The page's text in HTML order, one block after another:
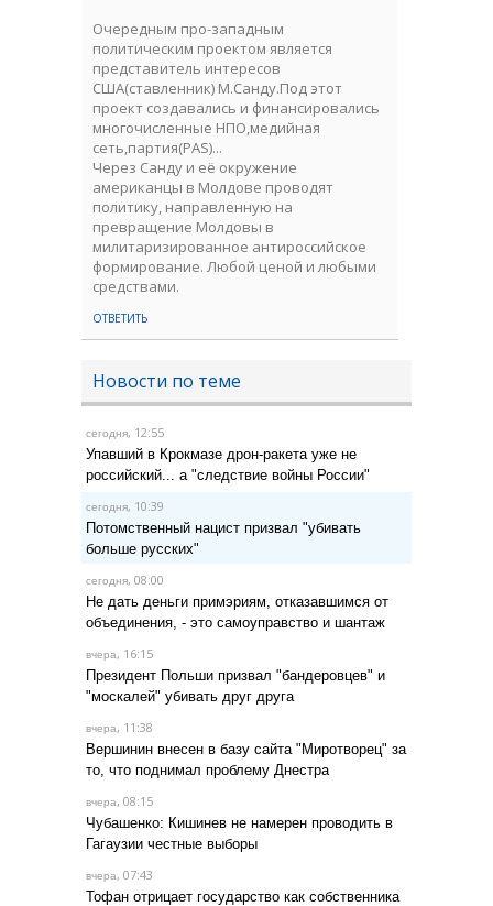
Очередным про-западным
политическим проектом является
представитель интересов
США(ставленник) М.Санду.Под этот
проект создавались и финансировались
многочисленные НПО,медийная
сеть,партия(PAS)...
Через Санду и её окружение
американцы в Молдове проводят
политику, направленную на
превращение Молдовы в
милитаризированное антироссийское
формирование. Любой ценой и любыми
средствами.
ОТВЕТИТЬ
Новости по теме
сегодня, 12:55
Упавший в Крокмазе дрон-ракета уже не
российский... а "следствие войны России"
сегодня, 10:39
Потомственный нацист призвал "убивать
больше русских"
сегодня, 08:00
Не дать деньги примэриям, отказавшимся от
объединения, - это самоуправство и шантаж
вчера, 16:15
Президент Польши призвал "бандеровцев" и
"москалей" убивать друг друга
вчера, 11:38
Вершинин внесен в базу сайта "Миротворец" за
то, что поднимал проблему Днестра
вчера, 08:15
Чубашенко: Кишинев не намерен проводить в
Гагаузии честные выборы
вчера, 07:43
Тофан отрицает государство как собственника